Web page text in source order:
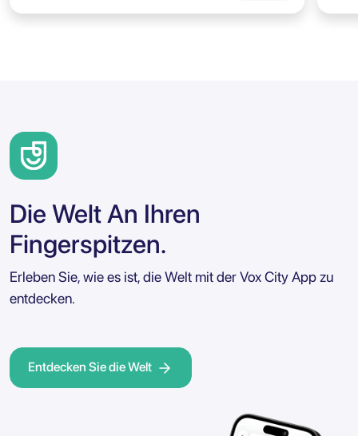
Die Welt An Ihren
Fingerspitzen.
Erleben Sie, wie es ist, die Welt mit der Vox City App zu
entdecken.
Entdecken Sie die Welt